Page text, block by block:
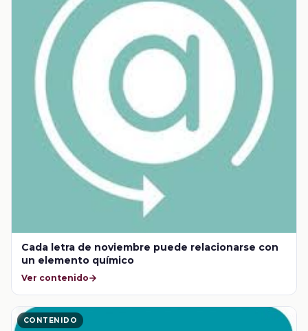
Cada letra de noviembre puede relacionarse con
un elemento químico
Ver contenido
CONTENIDO